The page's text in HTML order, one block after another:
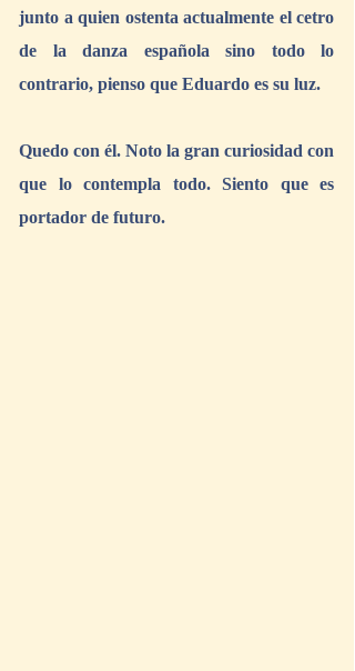
junto a quien ostenta actualmente el cetro
de la danza española sino todo lo
contrario, pienso que Eduardo es su luz.
Quedo con él. Noto la gran curiosidad con
que lo contempla todo. Siento que es
portador de futuro.